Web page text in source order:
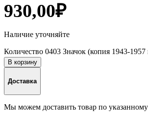
930,00₽
Наличие уточняйте
Количество 0403 Значок (копия 1943-
В корзину
Доставка
Мы можем доставить товар по